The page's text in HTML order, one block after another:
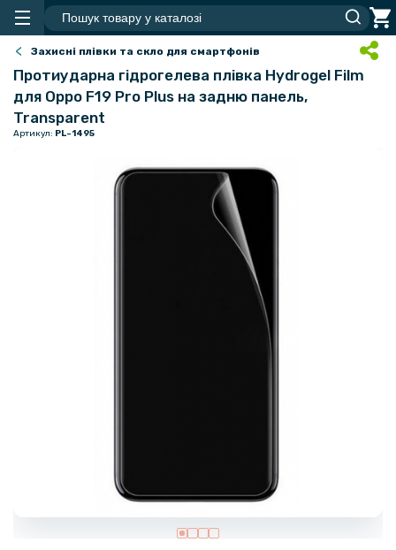
Захисні плівки та скло для смартфонів
Протиударна гідрогелева плівка Hydrogel Film
для Oppo F19 Pro Plus на задню панель,
Transparent
Артикул: PL-1495